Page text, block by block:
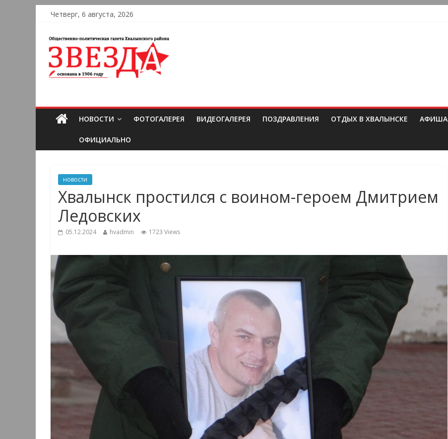
Четверг, 6 августа, 2026
НОВОСТИ ФОТОГАЛЕРЕЯ ВИДЕОГАЛЕРЕЯ ПОЗДРАВЛЕНИЯ ОТДЫХ В ХВАЛЫНСКЕ АФИША
ОФИЦИАЛЬНО
новости
Хвалынск простился с воином-героем Дмитрием
Ледовских
05.12.2024 hvadmin 1723 Views